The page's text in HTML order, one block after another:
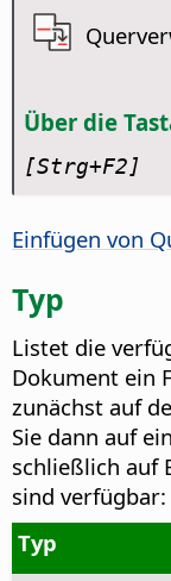
Über die
[Strg+F2]
Einfügen von
Typ
Listet die
Dokument ein
zunächst auf
Sie dann auf
schließlich auf
sind verfügbar:
Typ